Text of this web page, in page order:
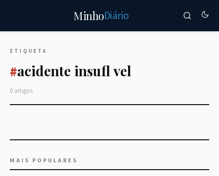
MinhoDiário
ETIQUETA
#acidente insufl vel
0 artigos
MAIS POPULARES